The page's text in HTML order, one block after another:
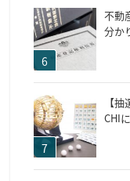
不動
分か
【
CHI